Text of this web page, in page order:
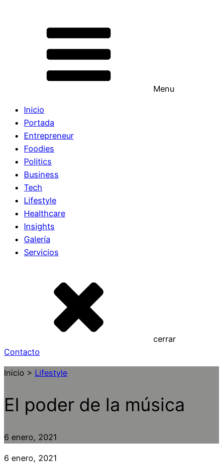
Menu
Inicio
Portada
Entrepreneur
Foodies
Politics
Business
Tech
Lifestyle
Healthcare
Insights
Galería
Servicios
cerrar
Contacto
Inicio > Lifestyle
El poder de la música
6 enero, 2021
6 enero, 2021